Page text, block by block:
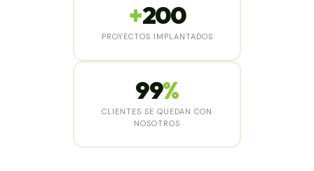
+200
PROYECTOS IMPLANTADOS
99%
CLIENTES SE QUEDAN CON
NOSOTROS